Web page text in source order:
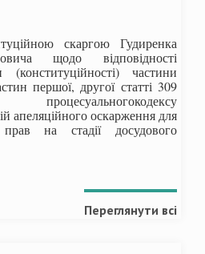
скаргою Гудиренка
щодо відповідності
(конституційності) частини
першої, другої статті 309
апеляційного оскарження для
на стадії досудового
Переглянути всі